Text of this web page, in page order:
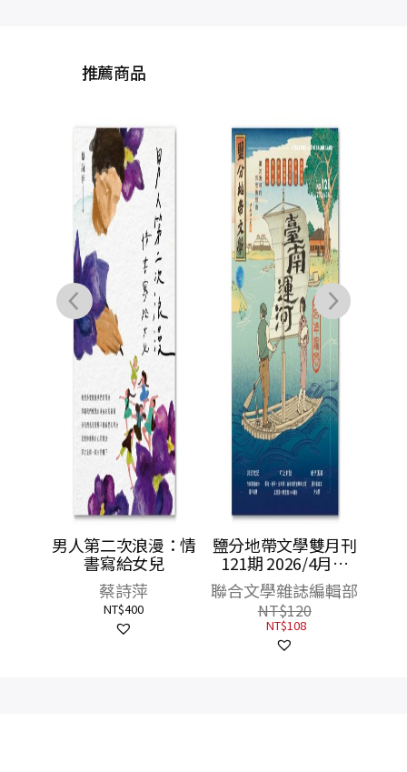
推薦商品
男人第二次浪漫：情
書寫給女兒
蔡詩萍
NT$400
鹽分地帶文學雙月刊
121期 2026/4月號
（臺南運河一〇〇年
紀念）
聯合文學雜誌編輯部
NT$120
NT$108